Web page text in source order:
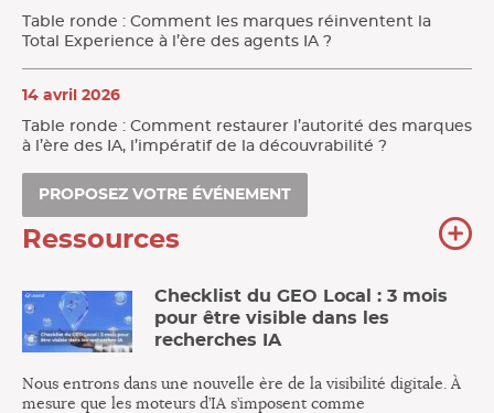
Table ronde : Comment les marques réinventent la
Total Experience à l’ère des agents IA ?
14 avril 2026
Table ronde : Comment restaurer l’autorité des marques
à l’ère des IA, l’impératif de la découvrabilité ?
PROPOSEZ VOTRE ÉVÉNEMENT
Ressources
Checklist du GEO Local : 3 mois
pour être visible dans les
recherches IA
Nous entrons dans une nouvelle ère de la visibilité digitale. À
mesure que les moteurs d’IA s’imposent comme